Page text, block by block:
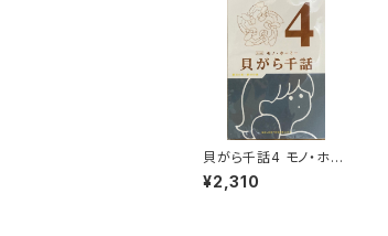
貝がら千話4 モノ・ホー
ミー
¥2,310